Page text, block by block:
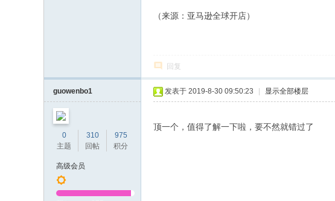
（来源：亚马逊全球开店）
回复
guowenbo1
0
主题
310
回帖
975
积分
高级会员
发表于 2019-8-30 09:50:23 显示全部楼层
顶一个，值得了解一下啦，要不然就错过了